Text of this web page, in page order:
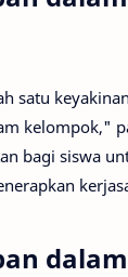
satu
kelompok,"
bagi siswa